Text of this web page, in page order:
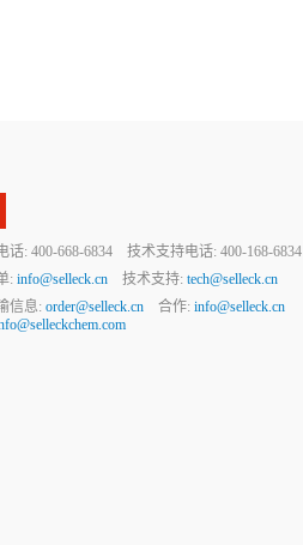
话: 400-668-6834 技术支持电话: 400-168-6834
: info@selleck.cn 技术支持: tech@selleck.cn
信息: order@selleck.cn 合作: info@selleck.cn